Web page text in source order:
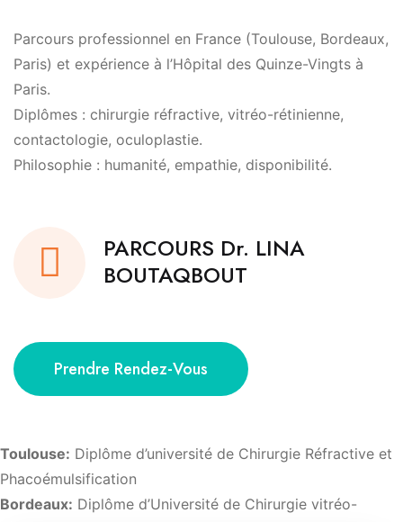
Parcours professionnel en France (Toulouse, Bordeaux,
Paris) et expérience à l’Hôpital des Quinze-Vingts à
Paris.
Diplômes : chirurgie réfractive, vitréo-rétinienne,
contactologie, oculoplastie.
Philosophie : humanité, empathie, disponibilité.
PARCOURS Dr. LINA
BOUTAQBOUT
Prendre Rendez-Vous
Toulouse: Diplôme d’université de Chirurgie Réfractive et
Phacoémulsification
Bordeaux: Diplôme d’Université de Chirurgie vitréo-